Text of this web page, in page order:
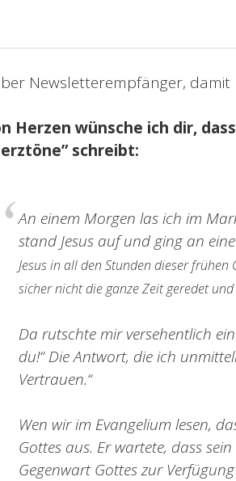
Newsletterempfänger,
Herzen wünsche ich dir,
schreibt:
An einem Morgen las ich im
stand Jesus auf und ging an
Jesus in all den Stunden dieser frühen
sicher nicht die ganze Zeit geredet
Da rutschte mir versehentlich
du!“ Die Antwort, die ich
Vertrauen.“
Wen wir im Evangelium lesen,
Gottes aus. Er wartete, dass
Gegenwart Gottes zur